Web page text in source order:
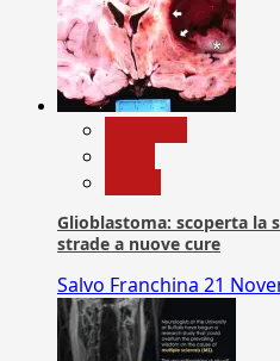
Glioblastoma: scoperta la
strade a nuove cure
Salvo Franchina 21